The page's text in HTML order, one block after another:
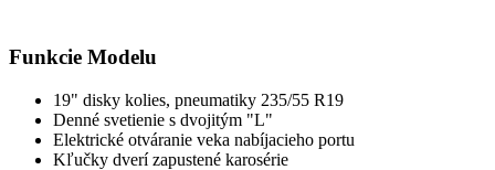
Funkcie Modelu
19" disky kolies, pneumatiky 235/55 R19
Denné svetienie s dvojitým "L"
Elektrické otváranie veka nabíjacieho portu
Kľučky dverí zapustené karosérie